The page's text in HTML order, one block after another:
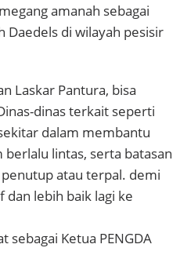
amanah sebagai
Daedels di wilayah pesisir
Laskar Pantura, bisa
dinas terkait seperti
dalam membantu
lintas, serta batasan
atau terpal. demi
dan lebih baik lagi ke
sebagai Ketua PENGDA